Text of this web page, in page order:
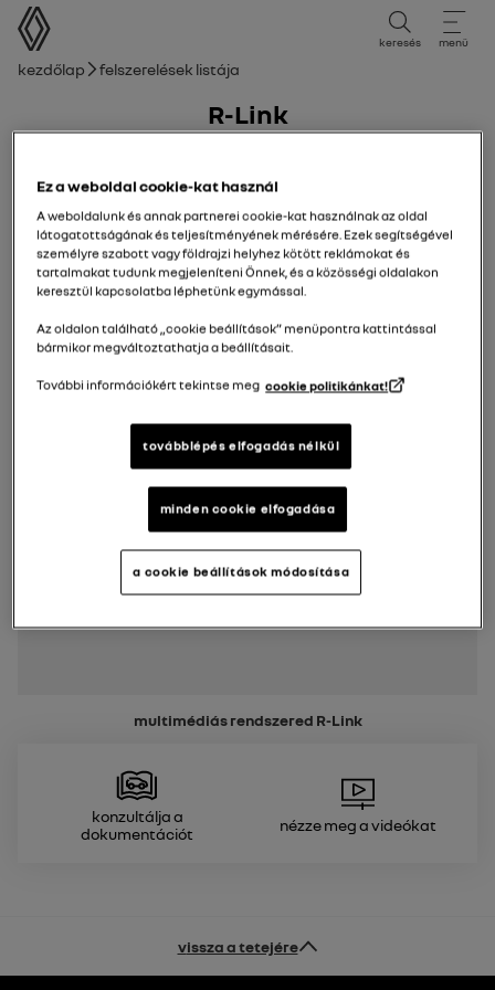
felhasználói kézikönyv
keresés menü
Morzsa
Kezdőlap Felszerelések listája
R-Link
multimédiás rendszered R-Link
Konzultálja a
dokumentációt
Nézze meg a videókat
vissza a tetejére
Ez a weboldal cookie-kat használ
A weboldalunk és annak partnerei cookie-kat használnak az oldal
látogatottságának és teljesítményének mérésére. Ezek segítségével
személyre szabott vagy földrajzi helyhez kötött reklámokat és
tartalmakat tudunk megjeleníteni Önnek, és a közösségi oldalakon
keresztül kapcsolatba léphetünk egymással.
Az oldalon található „cookie beállítások” menüpontra kattintással
bármikor megváltoztathatja a beállításait.
További információkért tekintse meg cookie politikánkat!
továbblépés elfogadás nélkül
minden cookie elfogadása
a cookie beállítások módosítása